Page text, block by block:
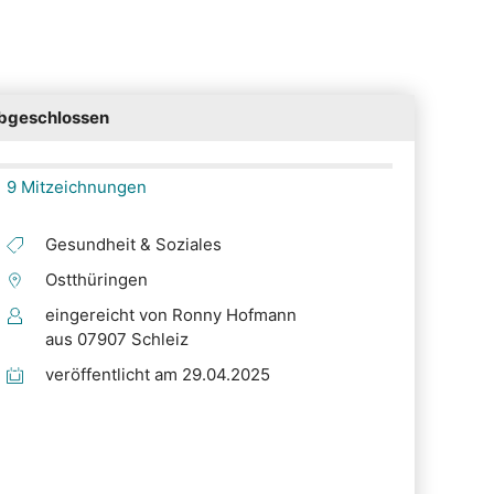
9 Mitzeichnungen
Gesundheit & Soziales
Ostthüringen
eingereicht von Ronny Hofmann
aus 07907 Schleiz
veröffentlicht am 29.04.2025